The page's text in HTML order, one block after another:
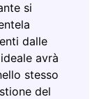
si
dalle
avrà
stesso
del